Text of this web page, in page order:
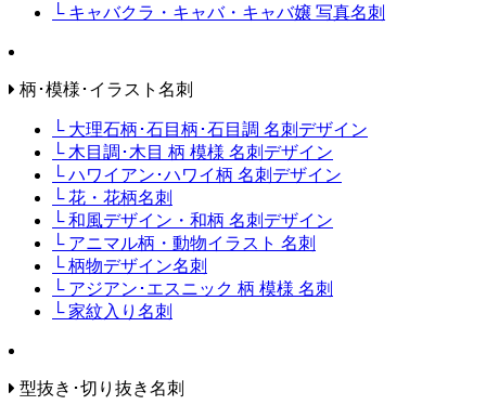
└ キャバクラ・キャバ・キャバ嬢 写真名刺
柄･模様･イラスト名刺
└ 大理石柄･石目柄･石目調 名刺デザイン
└ 木目調･木目 柄 模様 名刺デザイン
└ ハワイアン･ハワイ柄 名刺デザイン
└ 花・花柄名刺
└ 和風デザイン・和柄 名刺デザイン
└ アニマル柄・動物イラスト 名刺
└ 柄物デザイン名刺
└ アジアン･エスニック 柄 模様 名刺
└ 家紋入り名刺
型抜き･切り抜き名刺